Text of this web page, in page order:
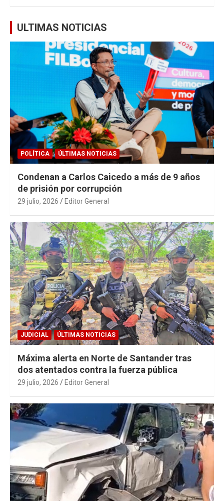
ULTIMAS NOTICIAS
POLÍTICA ÚLTIMAS NOTICIAS
Condenan a Carlos Caicedo a más de 9 años
de prisión por corrupción
29 julio, 2026 Editor General
JUDICIAL ÚLTIMAS NOTICIAS
Máxima alerta en Norte de Santander tras
dos atentados contra la fuerza pública
29 julio, 2026 Editor General